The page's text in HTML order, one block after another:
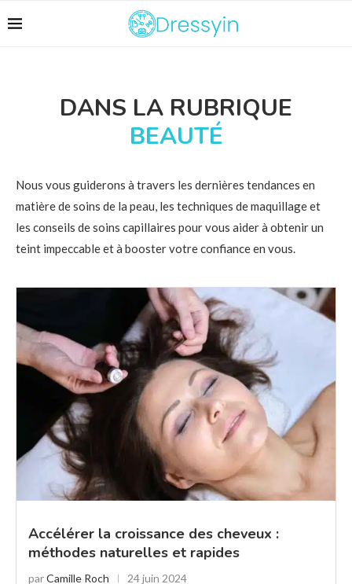
DANS LA RUBRIQUE
BEAUTÉ
Nous vous guiderons à travers les dernières tendances en
matière de soins de la peau, les techniques de maquillage et
les conseils de soins capillaires pour vous aider à obtenir un
teint impeccable et à booster votre confiance en vous.
Accélérer la croissance des cheveux :
méthodes naturelles et rapides
parCamille Roch 24 juin 2024